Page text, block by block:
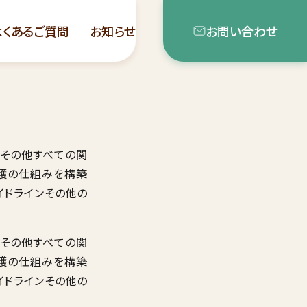
くあるご質問 お知らせ お問い合わせ
の他すべての関
の仕組みを構築
ラインその他の
の他すべての関
の仕組みを構築
ラインその他の